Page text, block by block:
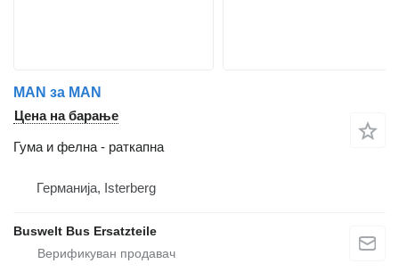
MAN за MAN
Цена на барање
Гума и фелна - раткапна
Германија, Isterberg
Buswelt Bus Ersatzteile